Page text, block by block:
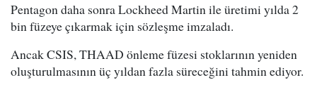
Pentagon daha sonra Lockheed Martin ile üretimi yılda 2
bin füzeye çıkarmak için sözleşme imzaladı.
Ancak CSIS, THAAD önleme füzesi stoklarının yeniden
oluşturulmasının üç yıldan fazla süreceğini tahmin ediyor.